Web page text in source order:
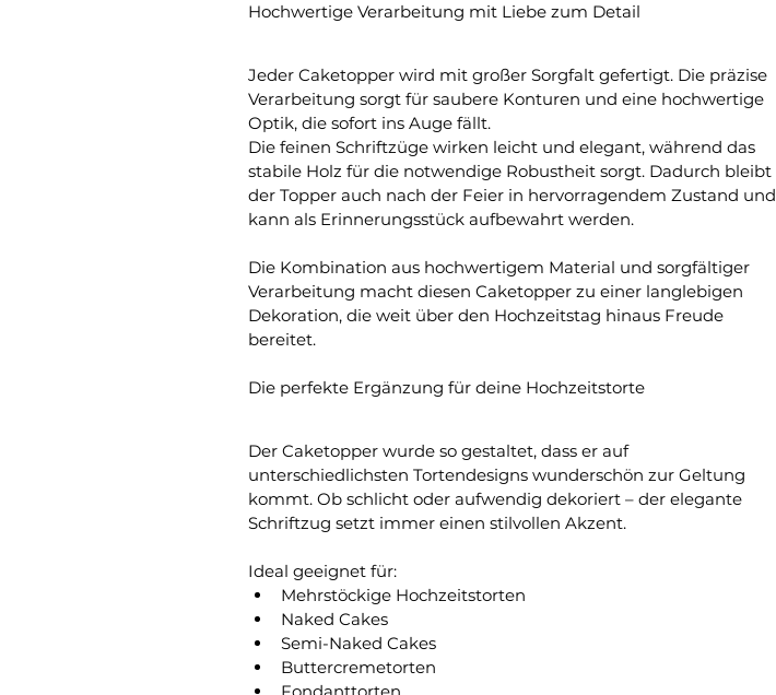
Hochwertige Verarbeitung mit Liebe zum Detail
Jeder Caketopper wird mit großer Sorgfalt gefertigt. Die präzise
Verarbeitung sorgt für saubere Konturen und eine hochwertige
Optik, die sofort ins Auge fällt.
Die feinen Schriftzüge wirken leicht und elegant, während das
stabile Holz für die notwendige Robustheit sorgt. Dadurch bleibt
der Topper auch nach der Feier in hervorragendem Zustand und
kann als Erinnerungsstück aufbewahrt werden.
Die Kombination aus hochwertigem Material und sorgfältiger
Verarbeitung macht diesen Caketopper zu einer langlebigen
Dekoration, die weit über den Hochzeitstag hinaus Freude
bereitet.
Die perfekte Ergänzung für deine Hochzeitstorte
Der Caketopper wurde so gestaltet, dass er auf
unterschiedlichsten Tortendesigns wunderschön zur Geltung
kommt. Ob schlicht oder aufwendig dekoriert – der elegante
Schriftzug setzt immer einen stilvollen Akzent.
Ideal geeignet für:
Mehrstöckige Hochzeitstorten
Naked Cakes
Semi-Naked Cakes
Buttercremetorten